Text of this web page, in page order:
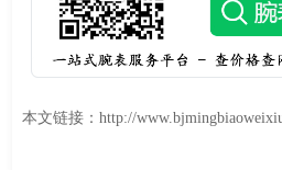
本文链接：http://